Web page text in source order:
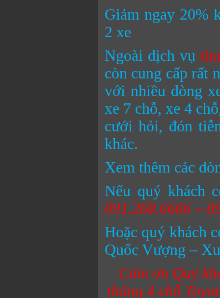
Giảm ngay 20%
2 xe
Ngoài dịch vụ
còn cung cấp rất
với nhiều dòng
xe 7 chỗ, xe 4
cưới hỏi, đón
khác.
Xem thêm các
Nếu quý khách
091.268.6666 –
Hoặc quý khách
Quốc Vượng –
Cảm ơn Quý
tháng 4 chỗ